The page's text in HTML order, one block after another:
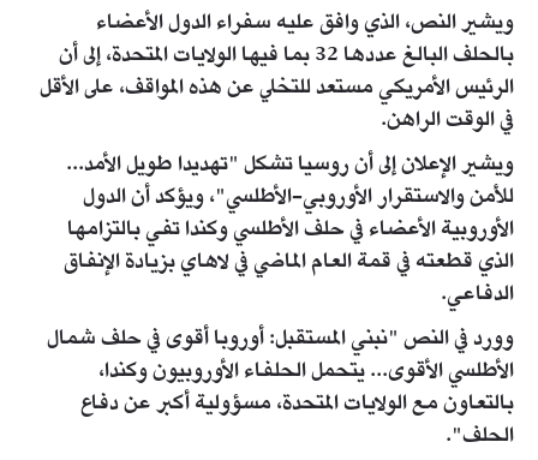
ويشير النص، الذي وافق عليه سفراء الدول الأعضاء
بالحلف البالغ عددها 32 بما فيها الولايات المتحدة، إلى أن
الرئيس الأمريكي ​مستعد للتخلي عن ​هذه المواقف، على ⁠الأقل
في الوقت الراهن.
ويشير الإعلان إلى أن روسيا تشكل "تهديدا طويل الأمد...
للأمن والاستقرار الأوروبي-الأطلسي"، ويؤكد أن الدول
الأوروبية ​الأعضاء في حلف الأطلسي وكندا تفي بالتزامها
الذي قطعته في ​قمة ⁠العام الماضي في لاهاي بزيادة الإنفاق
الدفاعي.
وورد في النص "نبني المستقبل: أوروبا أقوى في حلف شمال
الأطلسي الأقوى... يتحمل الحلفاء الأوروبيون وكندا،
بالتعاون مع الولايات المتحدة، مسؤولية ⁠أكبر ​عن دفاع
الحلف".